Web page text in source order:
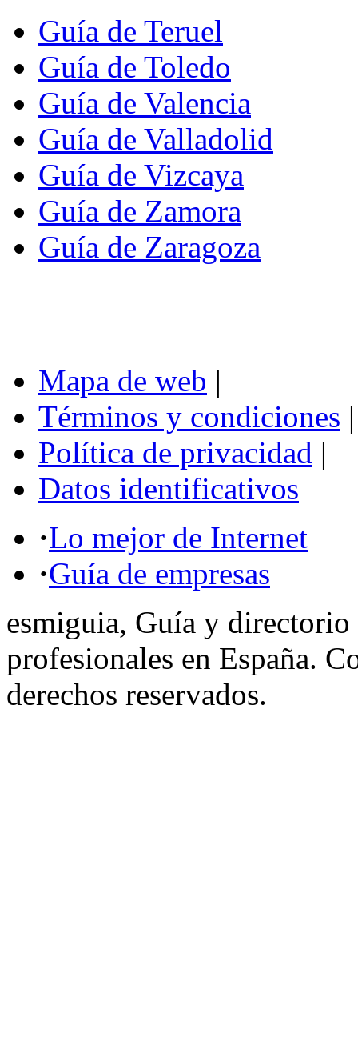
Guía de Teruel
Guía de Toledo
Guía de Valencia
Guía de Valladolid
Guía de Vizcaya
Guía de Zamora
Guía de Zaragoza
Mapa de web |
Términos y condiciones |
Política de privacidad |
Datos identificativos
·Lo mejor de Internet
·Guía de empresas
esmiguia, Guía y directorio
profesionales en España.
derechos reservados.